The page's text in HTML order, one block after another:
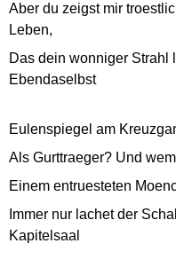
Aber du zeigst mir
Leben,
Das dein wonniger Strahl
Ebendaselbst
Eulenspiegel am
Als Gurttraeger? Und
Einem entruesteten
Immer nur lachet der
Kapitelsaal